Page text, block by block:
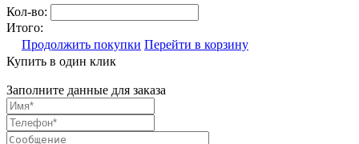
Кол-во:
Итого:
Продолжить покупки Перейти в корзину
Купить в один клик
Заполните данные для заказа